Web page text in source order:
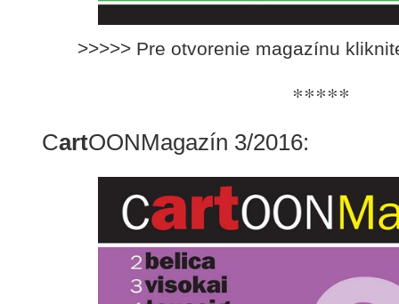
>>>>> Pre otvorenie magazínu
*****
CartOONMagazín 3/2016: